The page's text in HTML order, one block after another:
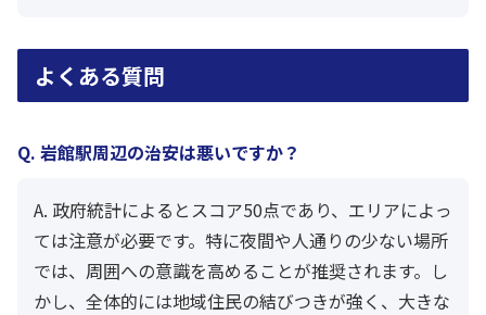
よくある質問
Q. 岩館駅周辺の治安は悪いですか？
A. 政府統計によるとスコア50点であり、エリアによっ
ては注意が必要です。特に夜間や人通りの少ない場所
では、周囲への意識を高めることが推奨されます。し
かし、全体的には地域住民の結びつきが強く、大きな